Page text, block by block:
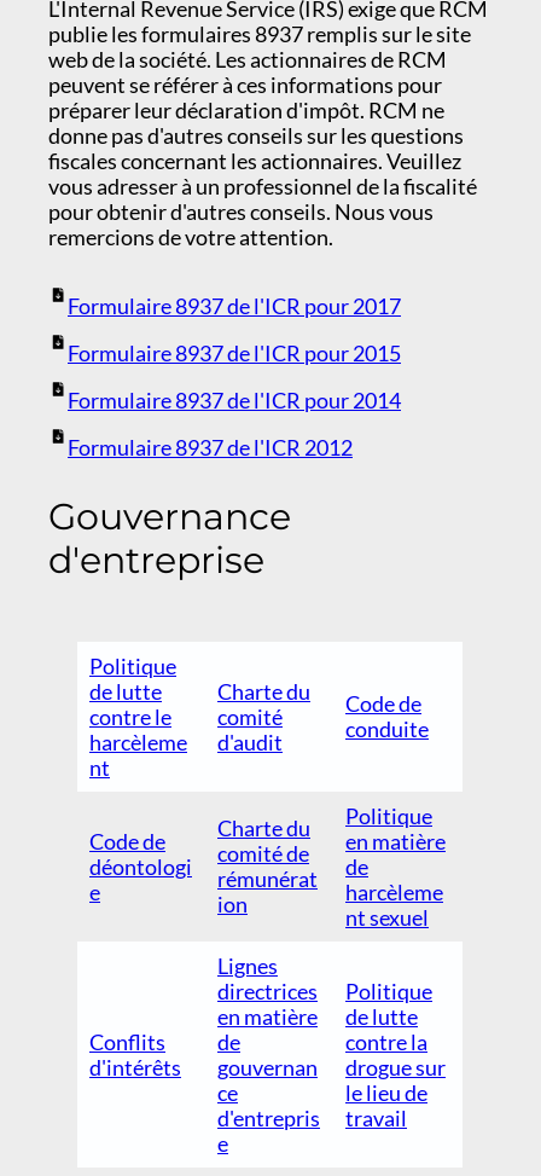
L'Internal Revenue Service (IRS) exige que RCM
publie les formulaires 8937 remplis sur le site
web de la société. Les actionnaires de RCM
peuvent se référer à ces informations pour
préparer leur déclaration d'impôt. RCM ne
donne pas d'autres conseils sur les questions
fiscales concernant les actionnaires. Veuillez
vous adresser à un professionnel de la fiscalité
pour obtenir d'autres conseils. Nous vous
remercions de votre attention.
Formulaire 8937 de l'ICR pour 2017
Formulaire 8937 de l'ICR pour 2015
Formulaire 8937 de l'ICR pour 2014
Formulaire 8937 de l'ICR 2012
Gouvernance
d'entreprise
Politique
de lutte
contre le
harcèleme
nt
Charte du
comité
d'audit
Code de
conduite
Code de
déontologi
e
Charte du
comité de
rémunérat
ion
Politique
en matière
de
harcèleme
nt sexuel
Conflits
d'intérêts
Lignes
directrices
en matière
de
gouvernan
ce
d'entrepris
e
Politique
de lutte
contre la
drogue sur
le lieu de
travail